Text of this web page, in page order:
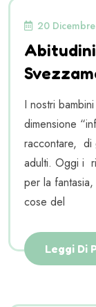
20
I nostri
dimensione
raccontare, di
adulti. Oggi i
per la
cose del
Leggi Di